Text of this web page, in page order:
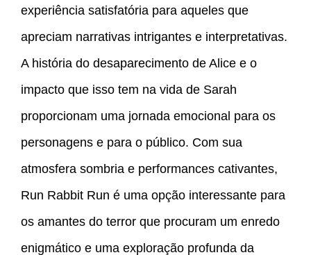
experiência satisfatória para aqueles que
apreciam narrativas intrigantes e interpretativas.
A história do desaparecimento de Alice e o
impacto que isso tem na vida de Sarah
proporcionam uma jornada emocional para os
personagens e para o público. Com sua
atmosfera sombria e performances cativantes,
Run Rabbit Run é uma opção interessante para
os amantes do terror que procuram um enredo
enigmático e uma exploração profunda da